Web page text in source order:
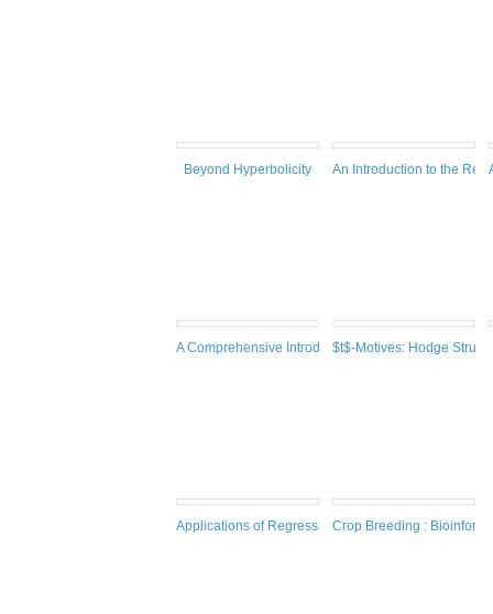
Beyond Hyperbolicity An Introduction to the
A Comprehensive Introduction to Sub-Riemannian
$t$-Motives: Hodge
Applications of Regression Models in Epidemiology
Crop Breeding :